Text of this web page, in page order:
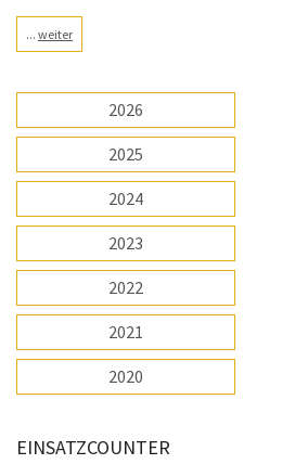
... weiter
2026
2025
2024
2023
2022
2021
2020
EINSATZCOUNTER